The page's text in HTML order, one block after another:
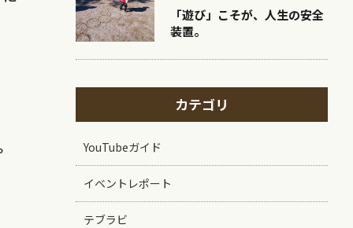
「遊び」こそが、人生の安全
装置。
カテゴリ
YouTubeガイド
イベントレポート
テブラビ